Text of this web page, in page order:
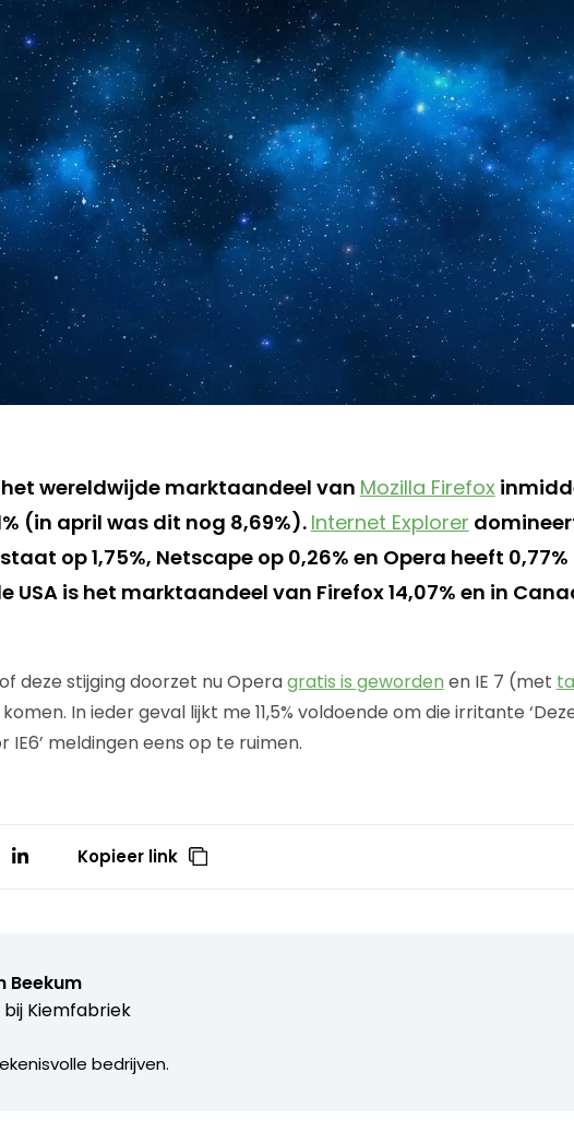
wereldwijde marktaandeel van Mozilla Firefox
(in april was dit nog 8,69%). Internet Explorer
op 1,75%, Netscape op 0,26% en Opera heeft 0,77%
USA is het marktaandeel van Firefox 14,07% en in
deze stijging doorzet nu Operagratis is geworden en IE 7 (met
In ieder geval lijkt me 11,5% voldoende om die irritante
meldingen eens op te ruimen.
Kopieer link
Beekum
bij Kiemfabriek
bedrijven.